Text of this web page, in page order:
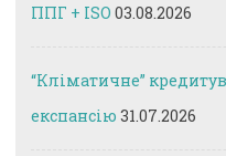
ППГ + ISO 03.08.2026
“Кліматичне”
експансію 31.07.2026